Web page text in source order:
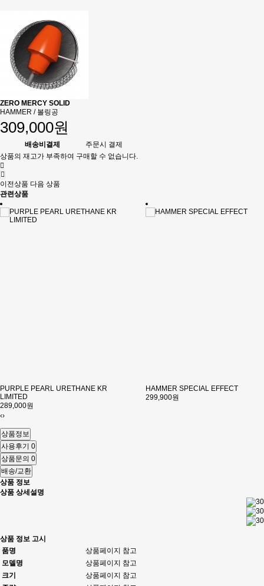
ZERO MERCY SOLID
HAMMER / 볼링공
309,000원
배송비결제
주문시 결제
상품의 재고가 부족하여 구매할 수 없습니다.
이전상품 다음 상품
관련상품
PURPLE PEARL URETHANE KR
LIMITED
289,000원
HAMMER SPECIAL EFFECT
299,900원
‹›
상품정보
사용후기 0
상품문의 0
배송/교환
상품 정보
상품 상세설명
상품 정보 고시
품명
상품페이지 참고
모델명
상품페이지 참고
크기
상품페이지 참고